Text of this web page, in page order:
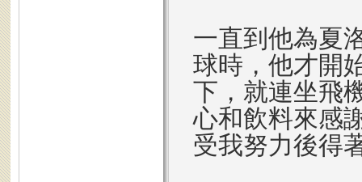
一直到他為夏
球時，他才開
下，就連坐飛
心和飲料來感
受我努力後得